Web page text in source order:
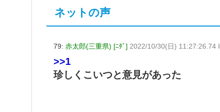
ネットの声
79: 赤太郎(三重県) [ﾆﾀﾞ] 2022/10/30(日) 11:27:26.74
>>1
珍しくこいつと意見があった